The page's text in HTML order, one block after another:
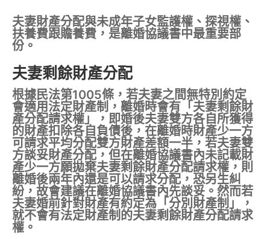
夫妻財產分配與未成年子女監護權、探視權、
扶養費跟贍養費，是離婚協議書中最重要部
份。
夫妻剩餘財產分配
根據民法第1005條，若夫妻之間無特別約定
會適用法定財產制，離婚時會有「夫妻剩餘財
產分配請求權」，即婚後夫妻雙方各自所獲得
的財產扣除各自負債後，在離婚時財產少一方
可請求平均分配雙方財產差額一半，若夫妻雙
方談妥財產分配，但在離婚協議書內未記載財
產少一方願拋棄夫妻剩餘財產分配請求權，則
離婚後兩年內還是可以請求分配，恐另生糾
紛，故會建議在離婚協議書內先談妥。然而若
夫妻婚前針對財產有約定為「分別財產制」，
就不會有法定財產制的夫妻剩餘財產分配請求
權。